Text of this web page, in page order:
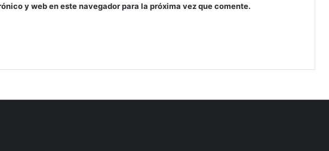
y web en este navegador para la próxima vez que comente.